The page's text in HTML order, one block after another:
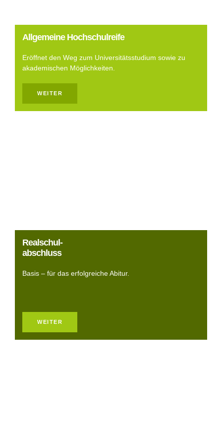
Allgemeine Hochschulreife
Eröffnet den Weg zum Universitätsstudium sowie zu
akademischen Möglichkeiten.
WEITER
Realschul-
abschluss
Basis – für das erfolgreiche Abitur.
WEITER